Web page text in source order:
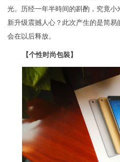
光。历经一年半時间的斟酌，究竟小
新升级震撼人心？此次产生的是简易
会在以后释放。
【个性时尚包裝】